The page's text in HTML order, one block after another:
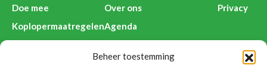
Beheer toestemming
Doe mee
Koplopermaatregelen
Over ons
Agenda
Contact
Privacy